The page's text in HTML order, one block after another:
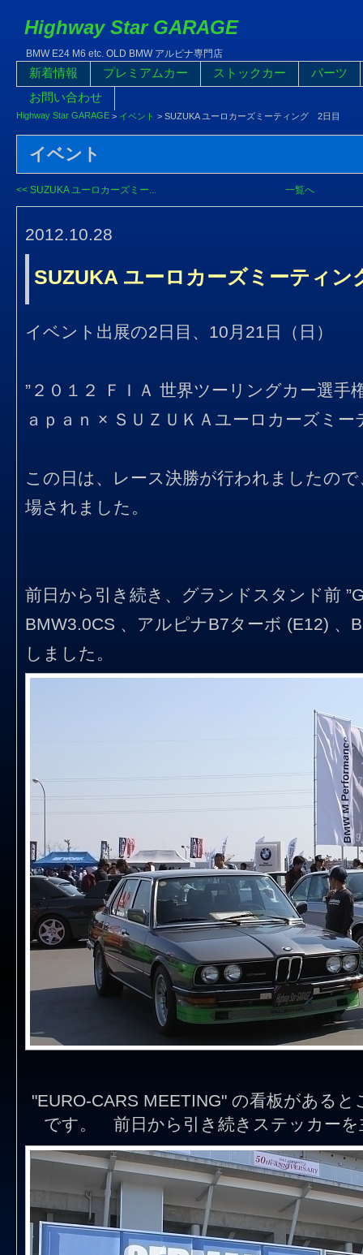
Highway Star GARAGE
BMW E24 M6 etc. OLD BMW アルピナ専門店
新着情報 プレミアムカー ストックカー
パーツ
お問い合わせ
Highway Star GARAGE > イベント > SUZUKA ユーロカーズミーティング 2日目
イベント
<< SUZUKA ユーロカーズミー... 一覧へ
2012.10.28
SUZUKA ユーロカーズミーティ
イベント出展の2日目、10月21日（日）
”２０１２ ＦＩＡ 世界ツーリングカー選手
ａｐａｎ × ＳＵＺＵＫＡユーロカーズミー
この日は、レース決勝が行われましたの
場されました。
前日から引き続き、グランドスタンド前
BMW3.0CS 、アルピナB7ターボ (E12) 、
しました。
"EURO-CARS MEETING" の看板がある
です。 前日から引き続きステッカーを